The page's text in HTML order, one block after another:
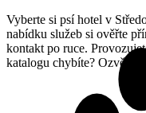
Vyberte si psí hotel v
nabídku služeb si ověřte
kontakt po ruce.
katalogu chybíte? Ozvěte